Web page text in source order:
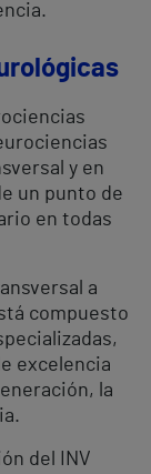
y en
un punto de
en todas
a
compuesto
excelencia
la
del INV